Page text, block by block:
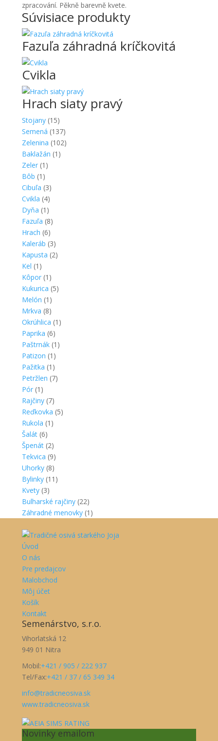
zpracování. Pěkně barevně kvete.
Súvisiace produkty
Fazuľa záhradná kríčkovitá
Cvikla
Hrach siaty pravý
Stojany (15)
Semená (137)
Zelenina (102)
Baklažán (1)
Zeler (1)
Bôb (1)
Cibuľa (3)
Cvikla (4)
Dyňa (1)
Fazuľa (8)
Hrach (6)
Kaleráb (3)
Kapusta (2)
Kel (1)
Kôpor (1)
Kukurica (5)
Melón (1)
Mrkva (8)
Okrúhlica (1)
Paprika (6)
Paštrnák (1)
Patizon (1)
Pažitka (1)
Petržlen (7)
Pór (1)
Rajčiny (7)
Reďkovka (5)
Rukola (1)
Šalát (6)
Špenát (2)
Tekvica (9)
Uhorky (8)
Bylinky (11)
Kvety (3)
Bulharské rajčiny (22)
Záhradné menovky (1)
Úvod
O nás
Pre predajcov
Malobchod
Môj účet
Košík
Kontakt
Semenárstvo, s.r.o.
Vihorlatská 12
949 01 Nitra
Mobil:+421 / 905 / 222 937
Tel/Fax:+421 / 37 / 65 349 34
info@tradicneosiva.sk
www.tradicneosiva.sk
Novinky emailom